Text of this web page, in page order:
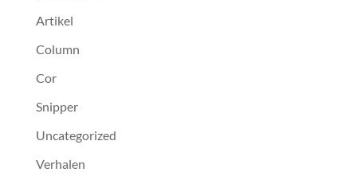
Artikel
Column
Cor
Snipper
Uncategorized
Verhalen